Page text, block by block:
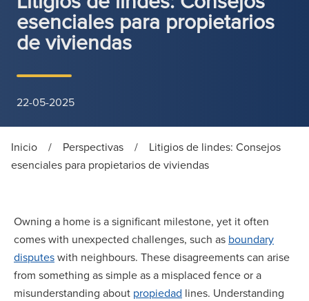
esenciales para propietarios
de viviendas
22-05-2025
Inicio / Perspectivas /
Litigios de lindes: Consejos
esenciales para propietarios de viviendas
Owning a home is a significant milestone, yet it often
comes with unexpected challenges, such as boundary
disputeswith neighbours. These disagreements can arise
from something as simple as a misplaced fence or a
misunderstanding about propiedad lines. Understanding